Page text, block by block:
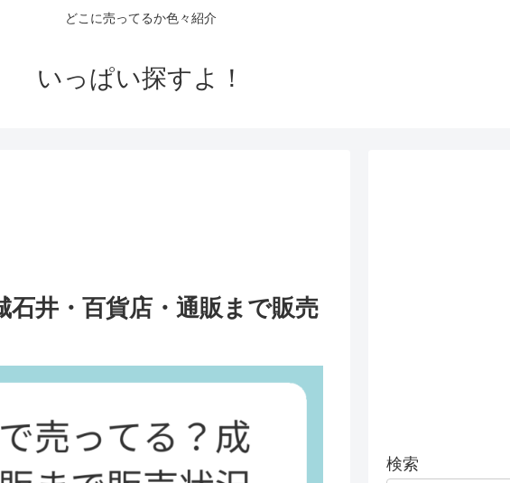
どこに売ってるか色々紹介
いっぱい探すよ！
井・百貨店・通販まで販売
検索